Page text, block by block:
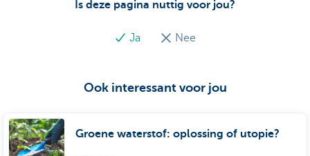
Is deze pagina nuttig voor jou?
Ja Nee
Ook interessant voor jou
Groene waterstof: oplossing of utopie?